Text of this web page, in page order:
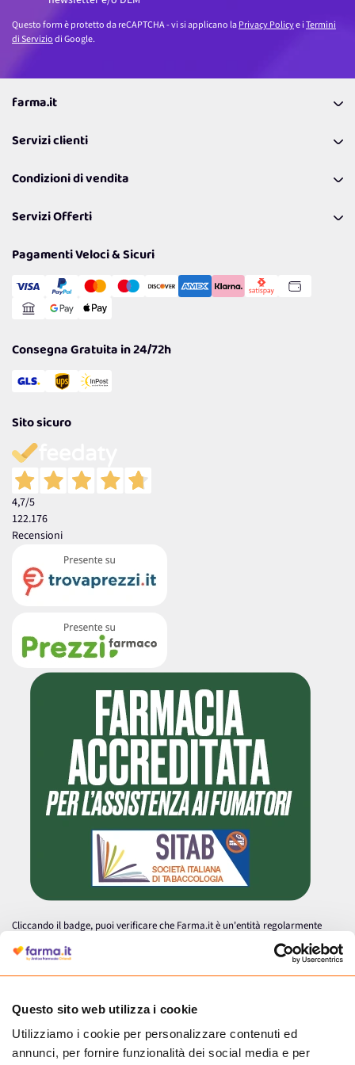
Questo sito web utilizza i cookie
Utilizziamo i cookie per personalizzare contenuti ed
annunci, per fornire funzionalità dei social media e per
Questo form è protetto da reCAPTCHA - vi si applicano laPrivacy Policye iTermini
di Serviziodi Google.
farma.it
Coupon
Lavora con noi
Politiche per la parità di genere
Servizi clienti
Richiamami
Resi
Condizioni di vendita
Spedizioni
Cookie Policy
Gestisci Cookie
Servizi Offerti
Reso Facile e Veloce
Pagamenti Veloci & Sicuri
Consegna Gratuita in 24/72h
Sito sicuro
4,7/5
122.176
Recensioni
Cliccando il badge, puoi verificare che Farma.it è un'entità regolarmente
autorizzata dal Ministero della Salute a effettuare la vendita online di
medicinali.